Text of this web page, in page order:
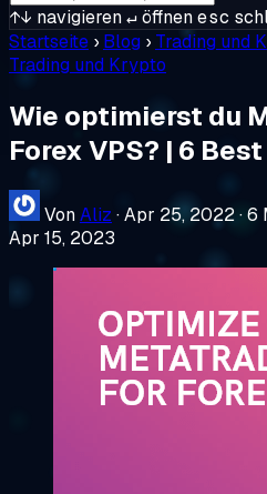
↑↓ navigieren↵öffnenesc
Startseite › Blog › Trading und
Trading und Krypto
Wie optimierst du
Forex VPS? | 6
VonAliz ·Apr 25, 2022·6
Apr 15, 2023